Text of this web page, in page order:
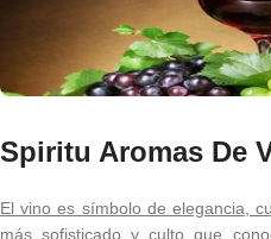
Spiritu Aromas De
El vino es símbolo de elegancia,
más sofisticado y culto que